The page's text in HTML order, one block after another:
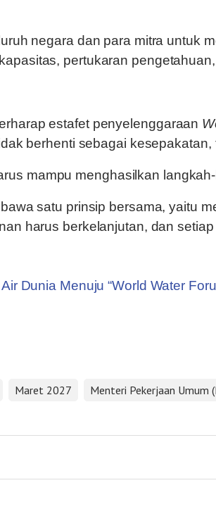
negara dan para mitra untuk
pertukaran
estafet penyelenggaraan
berhenti sebagai
mampu menghasilkan
satu prinsip bersama, yaitu
harus berkelanjutan, dan
Dunia Menuju “World Water
Maret 2027 Menteri Pekerjaan Umum